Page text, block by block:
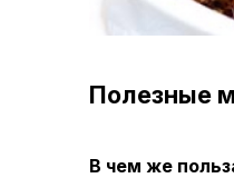
Полезные
В чем же